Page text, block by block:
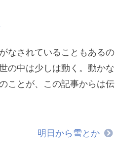
なされていることもあるの
の中は少しは動く。動かな
ことが、この記事からは伝
明日から雪とか